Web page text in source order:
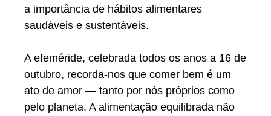
a importância de hábitos alimentares
saudáveis e sustentáveis.
A efeméride, celebrada todos os anos a 16 de
outubro, recorda-nos que comer bem é um
ato de amor — tanto por nós próprios como
pelo planeta. A alimentação equilibrada não